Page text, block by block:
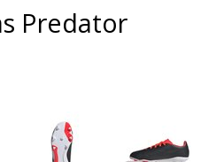
Predator